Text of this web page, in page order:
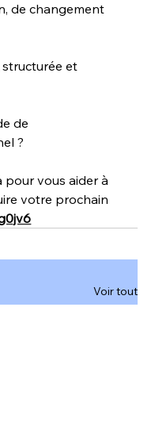
de changement
et
de
?
pour vous aider à
votre prochain
Voir tout